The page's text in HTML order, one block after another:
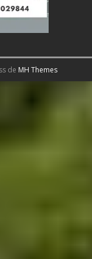
de MH Themes